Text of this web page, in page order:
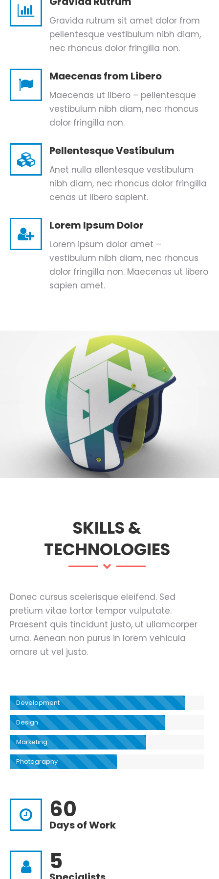
Gravida rutrum sit amet dolor from
pellentesque vestibulum nibh diam,
nec rhoncus dolor fringilla non.
Maecenas from Libero
Maecenas ut libero – pellentesque
vestibulum nibh diam, nec rhoncus
dolor fringilla non.
Pellentesque Vestibulum
Anet nulla ellentesque vestibulum
nibh diam, nec rhoncus dolor fringilla
cenas ut libero sapient.
Lorem Ipsum Dolor
Lorem ipsum dolor amet –
vestibulum nibh diam, nec rhoncus
dolor fringilla non. Maecenas ut libero
sapien amet.
SKILLS &
TECHNOLOGIES
Donec cursus scelerisque eleifend. Sed
pretium vitae tortor tempor vulputate.
Praesent quis tincidunt justo, ut ullamcorper
urna. Aenean non purus in lorem vehicula
ornare ut vel justo.
Development
Design
Marketing
Photography
60
Days of Work
5